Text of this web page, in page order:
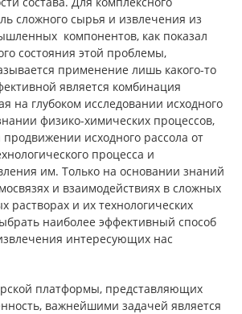
сложного сырья и извлечения из
компонентов, как показал
состояния этой проблемы,
применение лишь какого-то
является комбинация
на глубоком исследовании исходного
физико-химических процессов,
исходного рассола от
процесса и
им. Только на основании знаний
и взаимодействиях в сложных
растворах и их технологических
наиболее эффективный способ
интересующих нас
платформы, представляющих
важнейшими задачей является